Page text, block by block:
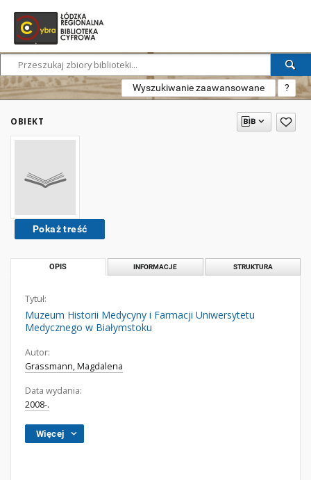
Wyszukiwanie zaawansowane ?
OBIEKT
Pokaż treść
OPIS INFORMACJE STRUKTURA
Tytuł:
Muzeum Historii Medycyny i Farmacji Uniwersytetu
Medycznego w Białymstoku
Autor:
Grassmann, Magdalena
Data wydania:
2008-.
Więcej